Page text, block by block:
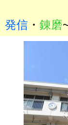
南希
発信 ・ 錬磨